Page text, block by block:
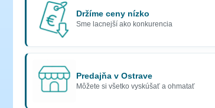
Držíme ceny nízko
Sme lacnejší ako konkurencia
Predajňa v Ostrave
Môžete si všetko vyskúšať a ohmatať